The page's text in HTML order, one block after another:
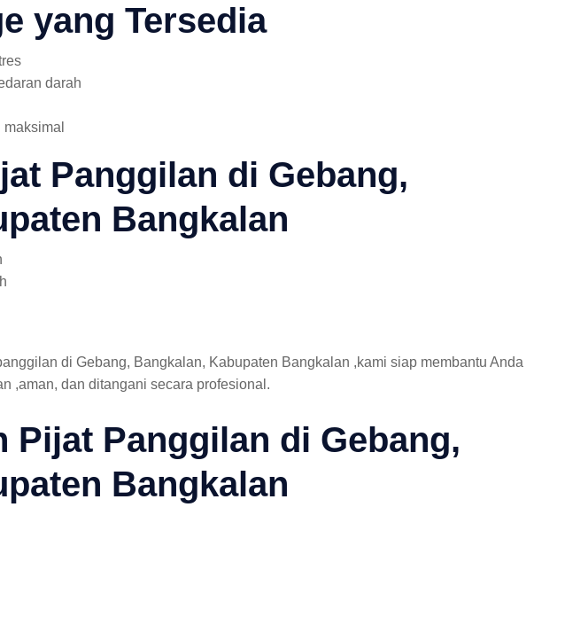
yang Tersedia
darah
Panggilan di Gebang,
Bangkalan
di Gebang, Bangkalan, Kabupaten Bangkalan ,kami siap membantu Anda
,aman, dan ditangani secara profesional.
Pijat Panggilan di Gebang,
Bangkalan